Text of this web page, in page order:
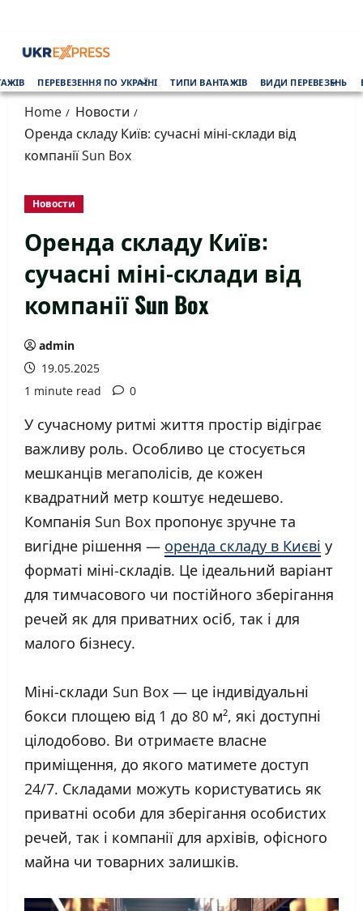
content
Menu
ПЕРЕВЕЗЕННЯ ПО УКРАЇНІ ТИПИ ВАНТАЖІВ ВИДИ ПЕРЕВЕЗЕНЬ
Home
Новости
Оренда складу Київ: сучасні міні-склади від
компанії Sun Box
Новости
Оренда складу Київ:
сучасні міні-склади від
компанії Sun Box
admin
19.05.2025
1 minute read
0
У сучасному ритмі життя простір відіграє
важливу роль. Особливо це стосується
мешканців мегаполісів, де кожен
квадратний метр коштує недешево.
Компанія Sun Box пропонує зручне та
вигідне рішення — оренда складу в Києві у
форматі міні-складів. Це ідеальний варіант
для тимчасового чи постійного зберігання
речей як для приватних осіб, так і для
малого бізнесу.
Міні-склади Sun Box — це індивідуальні
бокси площею від 1 до 80 м², які доступні
цілодобово. Ви отримаєте власне
приміщення, до якого матимете доступ
24/7. Складами можуть користуватись як
приватні особи для зберігання особистих
речей, так і компанії для архівів, офісного
майна чи товарних залишків.